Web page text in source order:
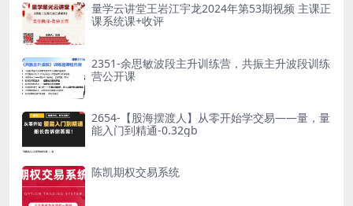
量学云讲堂王岩江宇龙2024年第53期视频 主课正
课系统课+收评
2351-余思敏波段主升训练营，共振主升波段训练
营公开课
2654-【股海摆渡人】从零开始学交易——量，量
能入门到精通-0.32gb
陈凯期权交易系统